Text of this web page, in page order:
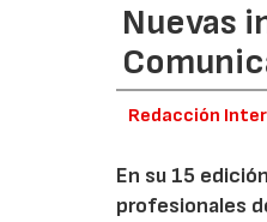
Nuevas
Redacción
En su 15
profesionales